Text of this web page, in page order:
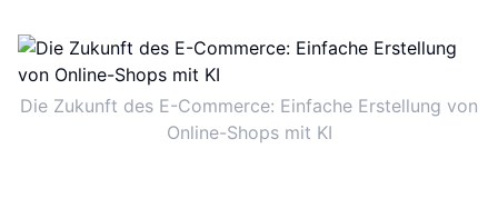
Die Zukunft des E-Commerce: Einfache Erstellung von
Online-Shops mit KI